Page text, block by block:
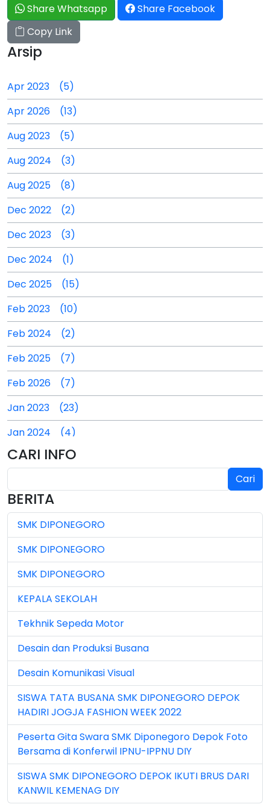
Share Whatsapp
Share Facebook
Copy Link
Arsip
Apr 2023 (5)
Apr 2026 (13)
Aug 2023 (5)
Aug 2024 (3)
Aug 2025 (8)
Dec 2022 (2)
Dec 2023 (3)
Dec 2024 (1)
Dec 2025 (15)
Feb 2023 (10)
Feb 2024 (2)
Feb 2025 (7)
Feb 2026 (7)
Jan 2023 (23)
Jan 2024 (4)
Jan 2025 (4)
Jul 2025 (3)
Jul 2026 (4)
Jun 2023 (7)
Jun 2024 (3)
Jun 2025 (1)
Jun 2026 (5)
Mar 2023 (8)
Mar 2024 (1)
Mar 2026 (3)
May 2026 (16)
Nov 2022 (101)
Nov 2023 (5)
Nov 2025 (15)
CARI INFO
Cari
BERITA
SMK DIPONEGORO
SMK DIPONEGORO
SMK DIPONEGORO
KEPALA SEKOLAH
Tekhnik Sepeda Motor
Desain dan Produksi Busana
Desain Komunikasi Visual
SISWA TATA BUSANA SMK DIPONEGORO DEPOK
HADIRI JOGJA FASHION WEEK 2022
Peserta Gita Swara SMK Diponegoro Depok Foto
Bersama di Konferwil IPNU-IPPNU DIY
SISWA SMK DIPONEGORO DEPOK IKUTI BRUS DARI
KANWIL KEMENAG DIY